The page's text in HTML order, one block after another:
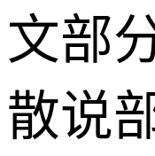
文部
散说